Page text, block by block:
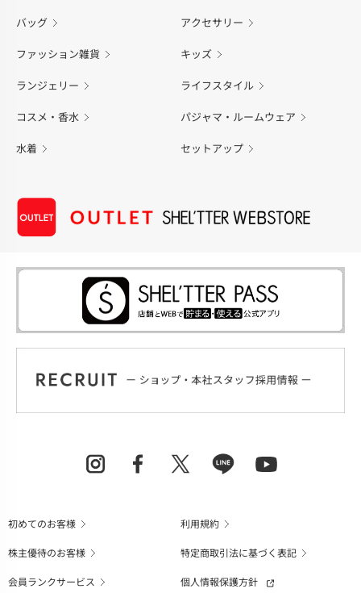
バッグ アクセサリー
ファッション雑貨 キッズ
ランジェリー ライフスタイル
コスメ・香水 パジャマ・ルームウェア
水着 セットアップ
初めてのお客様
利用規約
株主優待のお客様
特定商取引法に基づく表記
会員ランクサービス
個人情報保護方針